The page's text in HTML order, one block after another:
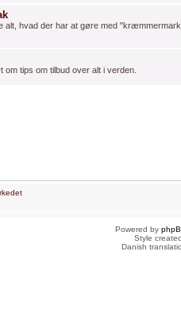
alt, hvad der har at gøre med
om tips om tilbud over alt i verden.
Powered by
Style
Danish